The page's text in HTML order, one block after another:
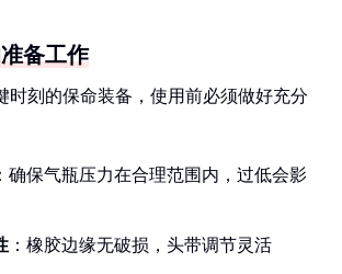
备工作
时刻的保命装备，使用前必须做好充分
：确保气瓶压力在合理范围内，过低会影
：橡胶边缘无破损，头带调节灵活